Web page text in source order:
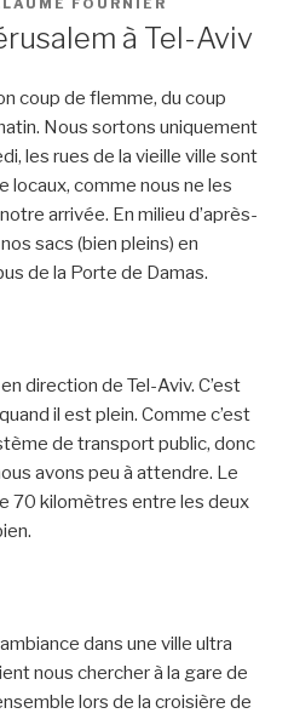
FOURNIER
à Tel-Aviv
coup de flemme, du coup
Nous sortons uniquement
les rues de la vieille ville sont
comme nous ne les
arrivée. En milieu d’après-
sacs (bien pleins) en
de la Porte de Damas.
direction de Tel-Aviv. C’est
il est plein. Comme c’est
de transport public, donc
avons peu à attendre. Le
70 kilomètres entre les deux
dans une ville ultra
nous chercher à la gare de
lors de la croisière de